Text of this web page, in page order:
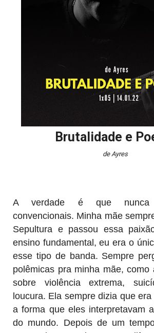
Brutalidade e
de Ayres
A verdade é que nunca
convencionais. Minha mãe
Sepultura e passou essa
ensino fundamental, eu era o
esse tipo de banda. Sempre
polêmicas pra minha mãe, como
sobre violência extrema,
loucura. Ela sempre dizia que
a forma que eles interpretavam
do mundo. Depois de um